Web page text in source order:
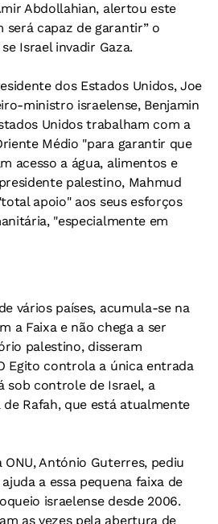
Abdollahian, alertou este
será capaz de garantir” o
Israel invadir Gaza.
dos Estados Unidos, Joe
ministro israelense, Benjamin
Unidos trabalham com a
Médio "para garantir que
acesso a água, alimentos e
palestino, Mahmud
apoio" aos seus esforços
"especialmente em
vários países, acumula-se na
a Faixa e não chega a ser
palestino, disseram
Egito controla a única entrada
sob controle de Israel, a
Rafah, que está atualmente
António Guterres, pediu
a essa pequena faixa de
israelense desde 2006.
as vezes pela abertura de